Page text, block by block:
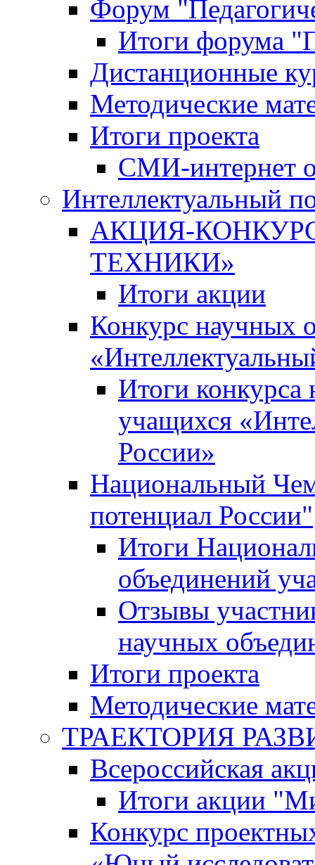
Форум
Итоги форума
Дистанционные
Методические
Итоги проекта
СМИ-интернет
Интеллектуальный
АКЦИЯ-
ТЕХНИКИ»
Итоги акции
Конкурс научных
Итоги
учащихся
России»
Национальный
потенциал России"
Итоги
объединений
Отзывы
научных
Итоги проекта
Методические
ТРАЕКТОРИЯ
Всероссийская
Итоги акции
Конкурс